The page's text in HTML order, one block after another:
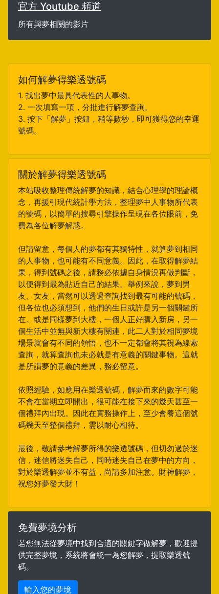
官方 Youtube 頻道
所有與夢相關的影片
如何解夢得樂透號碼
1. 找出夢中最具代表性的人事物。
2. 一次填寫一項，分批進行解夢查詢。
3. 按下「解夢」按鈕，稍等數秒，即可獲得您的幸運
號碼。
關於解夢得樂透號碼
本站吸收整理傳統解夢的知識，結合心理學的理論概
念，再援引現代統計學方法，整理夢中人事物所代表
的號碼，以簡單的搜尋引擎操作呈現在各位眼前，免
費為各位解夢解惑。
但請留意，每個人的夢都有其獨特性，就算夢到相同
的人事物，也可能有不同意義。因此，在取得解夢結
果，得到號碼之後，請務必依據自身情況再做判斷，
以便得到最為貼近自己的結果。舉例來說，夢到男
友、女友，當然可以透過查詢找到最有可能的號碼，
但各位也必須想到，他們的生日或許是另一個關鍵所
在。或是同樣夢到大樓，一個人正好購入新房，另一
個生活中並無與新大樓有關連，此二人對於相同夢境
場景就會有不同的領悟，也不一定都會將其視為線索
查詢，就算查詢也未必就是有意義的關鍵事物。這就
是所謂夢的意義的差異，務必留意。
依照經驗，如應用在樂透號碼，解夢而來的數字可能
不會在當期立即開出，很可能在接下來的幾天甚至一
個禮拜內出現。因此在實務操作上，至少會養這個號
碼幾天至整個禮拜，需以耐心相待。
最後，敬請參考解夢所得的樂透號碼，但切勿過於迷
信，迷信將迷失自己，同時迷失自己在夢中的方向，
對於樂透解夢並不有益，尚請多加注意。財神解夢，
祝您好夢發大財！
免費夢境分析
若您無法從夢境中找到合適的關鍵字做解夢，歡迎提
供完整夢境，系統將會統一為您解夢，提取樂透號
碼。
輸入您的夢境